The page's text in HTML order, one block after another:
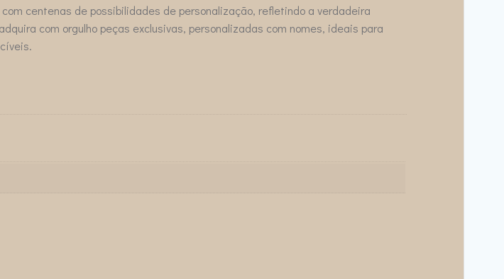
centenas de possibilidades de personalização, refletindo a verdadeira
com orgulho peças exclusivas, personalizadas com nomes, ideais para